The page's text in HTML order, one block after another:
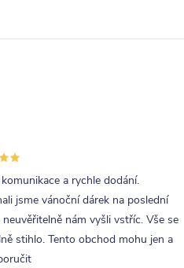
a rychle dodání.
jsme vánoční dárek na poslední
neuvěřitelně nám vyšli vstříc. Vše se
stihlo. Tento obchod mohu jen a